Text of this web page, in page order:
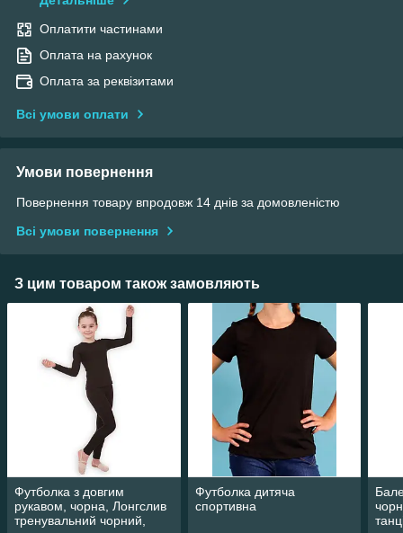
Оплатити частинами
Оплата на рахунок
Оплата за реквізитами
Всі умови оплати
Умови повернення
Повернення товару впродовж 14 днів за домовленістю
Всі умови повернення
З цим товаром також замовляють
Футболка з довгим
рукавом, чорна, Лонгслив
тренувальний чорний,
Футболка дитяча
спортивна